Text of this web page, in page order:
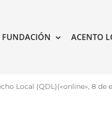
FUNDACIÓN ACENTO
Local (QDL)(«online», 8 de